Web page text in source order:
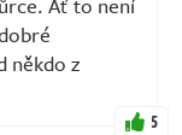
někdo z
5